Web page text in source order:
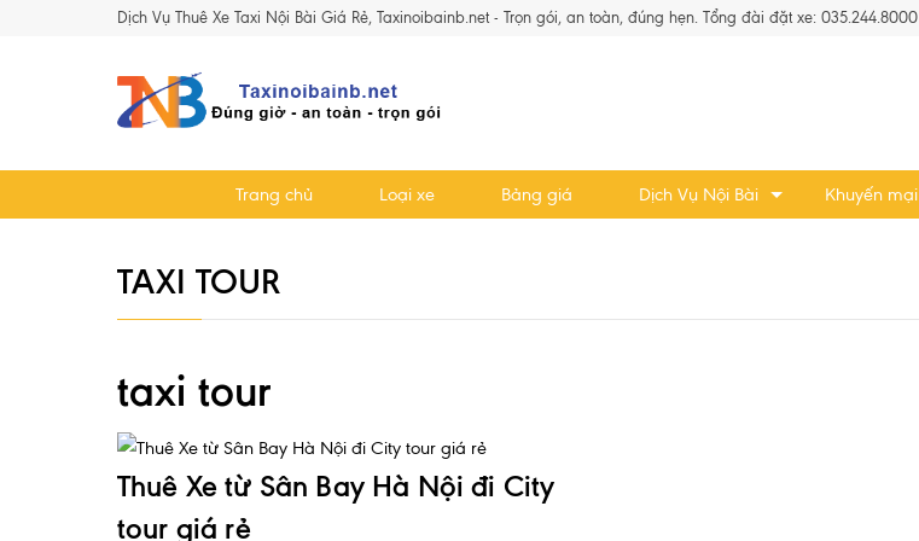
Dịch Vụ Thuê Xe Taxi Nội Bài Giá Rẻ, Taxinoibainb.net - Trọn gói, an toàn, đúng hẹn. Tổng đài đặt xe: 035.244.8000
Trang chủ Loại xe Bảng giá Dịch Vụ Nội Bài Khuyến mại
TAXI TOUR
taxi tour
Thuê Xe từ Sân Bay Hà Nội đi City
tour giá rẻ